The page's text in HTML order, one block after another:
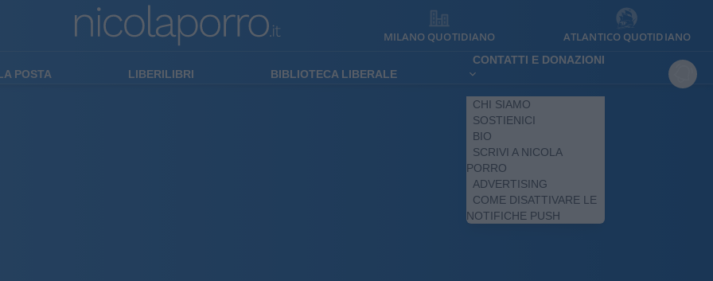
MILANO QUOTIDIANO ATLANTICO QUOTIDIANO
POSTA LIBERILIBRI BIBLIOTECA LIBERALE
CONTATTI E DONAZIONI
CHI SIAMO
SOSTIENICI
BIO
SCRIVI A NICOLA
PORRO
ADVERTISING
COME DISATTIVARE LE
NOTIFICHE PUSH